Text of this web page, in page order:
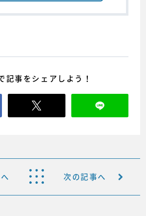
記事をシェアしよう！
次の記事へ